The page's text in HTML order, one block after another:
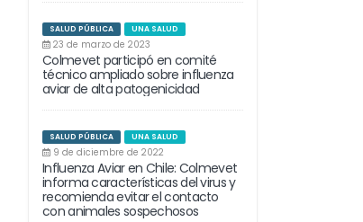
SALUD PÚBLICA UNA SALUD
23 de marzo de 2023
Colmevet participó en comité
técnico ampliado sobre influenza
aviar de alta patogenicidad
SALUD PÚBLICA UNA SALUD
9 de diciembre de 2022
Influenza Aviar en Chile: Colmevet
informa características del virus y
recomienda evitar el contacto
con animales sospechosos